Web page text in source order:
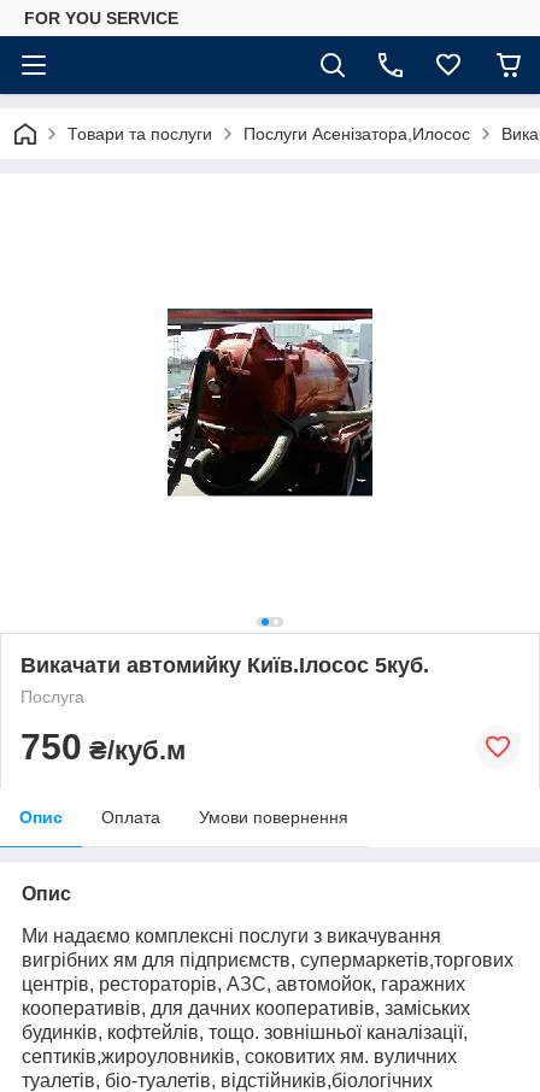
FOR YOU SERVICE
Товари та послуги Послуги Асенізатора,Илосос
Викачати автомийку Київ.Ілосос 5куб.
Послуга
750 ₴/куб.м
Опис Оплата Умови повернення
Опис
Ми надаємо комплексні послуги з викачування
вигрібних ям для підприємств, супермаркетів,торгових
центрів, рестораторів, АЗС, автомойок, гаражних
кооперативів, для дачних кооперативів, заміських
будинків, кофтейлів, тощо. зовнішньої каналізації,
септиків,жироуловників, соковитих ям. вуличних
туалетів, біо-туалетів, відстійників,біологічних